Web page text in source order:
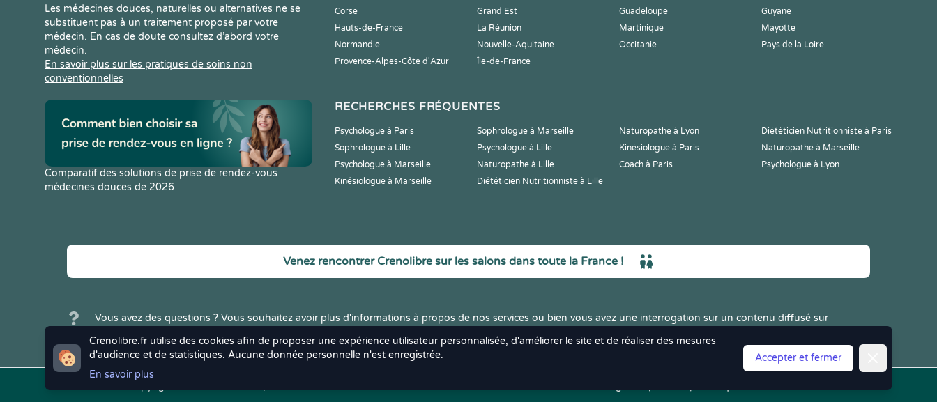
Crenolibre.fr utilise des cookies afin de proposer une expérience utilisateur personnalisée, d'améliorer le site et de réaliser des mesures
d'audience et de statistiques. Aucune donnée personnelle n'est enregistrée.
En savoir plus
Accepter et fermer
Les médecines douces, naturelles ou alternatives ne se
substituent pas à un traitement proposé par votre
médecin. En cas de doute consultez d’abord votre
médecin.
En savoir plus sur les pratiques de soins non
conventionnelles
Comparatif des solutions de prise de rendez-vous
médecines douces de 2026
Corse
Grand Est Guadeloupe
Guyane
Hauts-de-France
La Réunion Martinique
Mayotte
Normandie
Nouvelle-Aquitaine Occitanie
Pays de la Loire
Provence-Alpes-Côte d'Azur
Île-de-France
RECHERCHES FRÉQUENTES
Psychologue à Paris Sophrologue à Marseille Naturopathe à Lyon
Diététicien Nutritionniste à Paris
Sophrologue à Lille
Psychologue à Lille Kinésiologue à Paris
Naturopathe à Marseille
Psychologue à Marseille
Naturopathe à Lille Coach à Paris
Psychologue à Lyon
Kinésiologue à Marseille
Diététicien Nutritionniste à Lille
Venez rencontrer Crenolibre sur les salons dans toute la France !
Vous avez des questions ? Vous souhaitez avoir plus d'informations à propos de nos services ou bien vous avez une interrogation sur un contenu diffusé sur